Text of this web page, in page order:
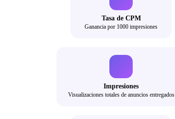
Tasa de CPM
Ganancia por 1000 impresiones
Impresiones
Visualizaciones totales de anuncios entregados